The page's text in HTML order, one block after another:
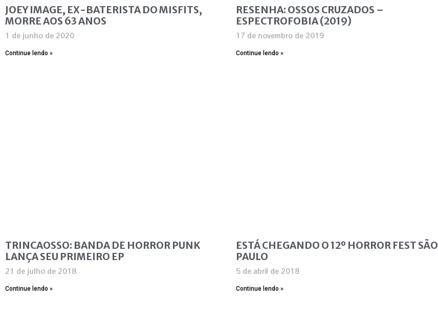
JOEY IMAGE, EX-BATERISTA DO MISFITS,
MORRE AOS 63 ANOS
1 de junho de 2020
Continue lendo »
RESENHA: OSSOS CRUZADOS –
ESPECTROFOBIA (2019)
17 de novembro de 2019
Continue lendo »
TRINCAOSSO: BANDA DE HORROR PUNK
LANÇA SEU PRIMEIRO EP
21 de julho de 2018
Continue lendo »
ESTÁ CHEGANDO O 12º HORROR FEST SÃO
PAULO
5 de abril de 2018
Continue lendo »